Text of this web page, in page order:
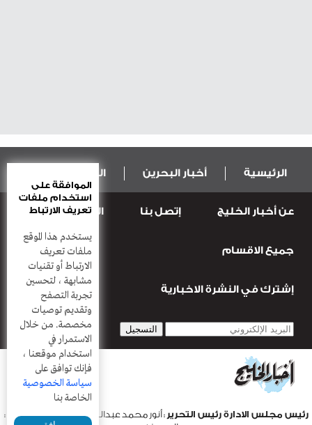
الرئيسية أخبار البحرين المال و الاقتصاد
عربية ودولية الرياضة
قضـايــا وحـــوادث أعمدة
عن أخبار الخليج إتصل بنا المطبعة
جميع الاقسام
إشترك في النشرة الاخبارية
رئيس مجلس الادارة رئيس التحرير : أنور محمد عبدالرحمن |مدير التحرير :
الموافقة على
استخدام ملفات
تعريف الارتباط
يستخدم هذا الموقع
ملفات تعريف
الارتباط أو تقنيات
مشابهة ، لتحسين
تجربة التصفح
وتقديم توصيات
مخصصة. من خلال
الاستمرار في
استخدام موقعنا ،
فإنك توافق على
سياسة الخصوصية
الخاصة بنا